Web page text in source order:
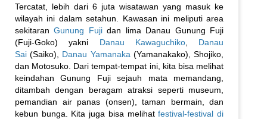
Tercatat, lebih dari 6 juta wisatawan yang masuk ke
wilayah ini dalam setahun. Kawasan ini meliputi area
sekitaranGunung Fujidan lima Danau Gunung Fuji
(Fuji-Goko) yakni Danau Kawaguchiko, Danau
Sai (Saiko), Danau Yamanaka (Yamanakako), Shojiko,
dan Motosuko. Dari tempat-tempat ini, kita bisa melihat
keindahan Gunung Fuji sejauh mata memandang,
ditambah dengan beragam atraksi seperti museum,
pemandian air panas (onsen), taman bermain, dan
kebun bunga. Kita juga bisa melihatfestival-festival di